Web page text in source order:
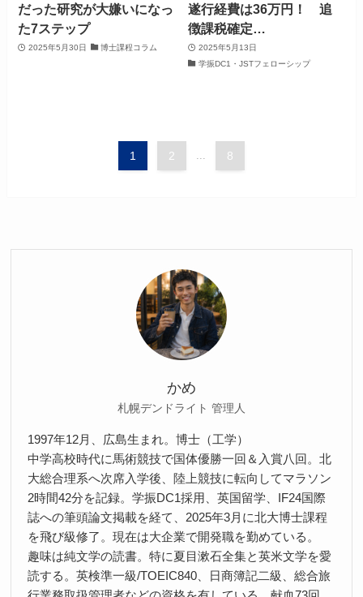
だった研究が大嫌いになっ
た7ステップ
2025年5月30日 博士課程コラム
遂行経費は36万円！ 追
徴課税確定…
2025年5月13日
学振DC1・JSTフェローシップ
1 2 ... 8
かめ
札幌デンドライト 管理人
1997年12月、広島生まれ。博士（工学）
中学高校時代に馬術競技で国体優勝一回＆入賞八回。北
大総合理系へ次席入学後、陸上競技に転向してマラソン
2時間42分を記録。学振DC1採用、英国留学、IF24国際
誌への筆頭論文掲載を経て、2025年3月に北大博士課程
を飛び級修了。現在は大企業で開発職を勤めている。
趣味は純文学の読書。特に夏目漱石全集と英米文学を愛
読する。英検準一級/TOEIC840、日商簿記二級、総合旅